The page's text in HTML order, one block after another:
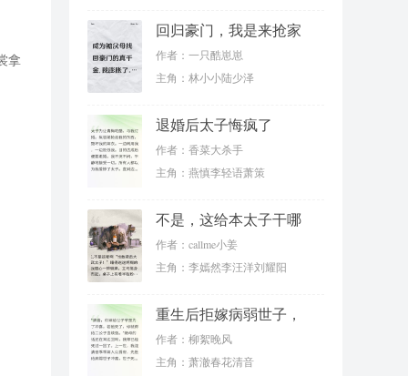
拿
回归豪门，我是来抢家
产的
作者：一只酷崽崽
主角：林小小陆少泽
退婚后太子悔疯了
作者：香菜大杀手
主角：燕慎李轻语萧策
不是，这给本太子干哪
来了？
作者：callme小姜
主角：李嫣然李汪洋刘耀阳
重生后拒嫁病弱世子，
我成太子妃
作者：柳絮晚风
主角：萧澈春花清音